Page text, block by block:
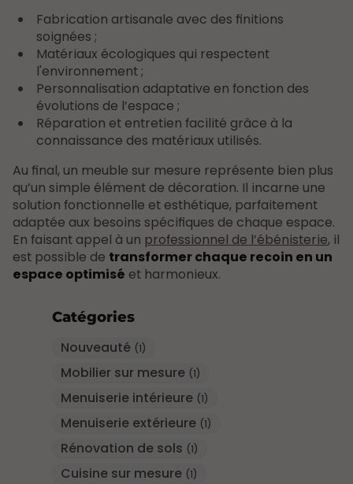
Catégories
Nouveauté (1)
Mobilier sur mesure (1)
Menuiserie intérieure (1)
Menuiserie extérieure (1)
Rénovation de sols (1)
Cuisine sur mesure (1)
Fabrication artisanale avec des finitions
soignées ;
Matériaux écologiques qui respectent
l'environnement ;
Personnalisation adaptative en fonction des
évolutions de l’espace ;
Réparation et entretien facilité grâce à la
connaissance des matériaux utilisés.
Au final, un meuble sur mesure représente bien plus
qu’un simple élément de décoration. Il incarne une
solution fonctionnelle et esthétique, parfaitement
adaptée aux besoins spécifiques de chaque espace.
En faisant appel à un professionnel de l’ébénisterie, il
est possible de transformer chaque recoin en un
espace optimisé et harmonieux.